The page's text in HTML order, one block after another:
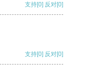
支持[0] 反对[0]
支持[0] 反对[0]